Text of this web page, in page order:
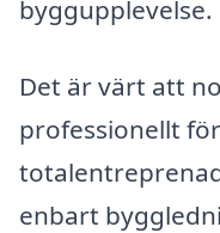
byggupplevelse.
Det är värt att
professionellt
enbart